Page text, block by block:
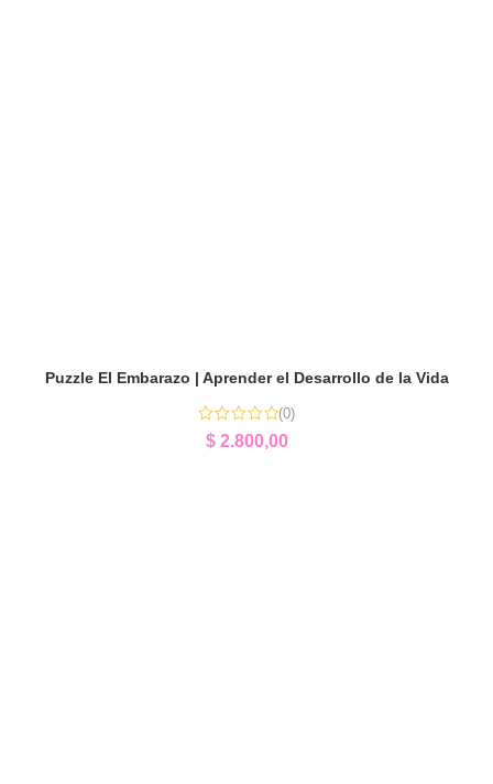
Puzzle El Embarazo | Aprender el Desarrollo de la Vida
(0)
$2.800,00